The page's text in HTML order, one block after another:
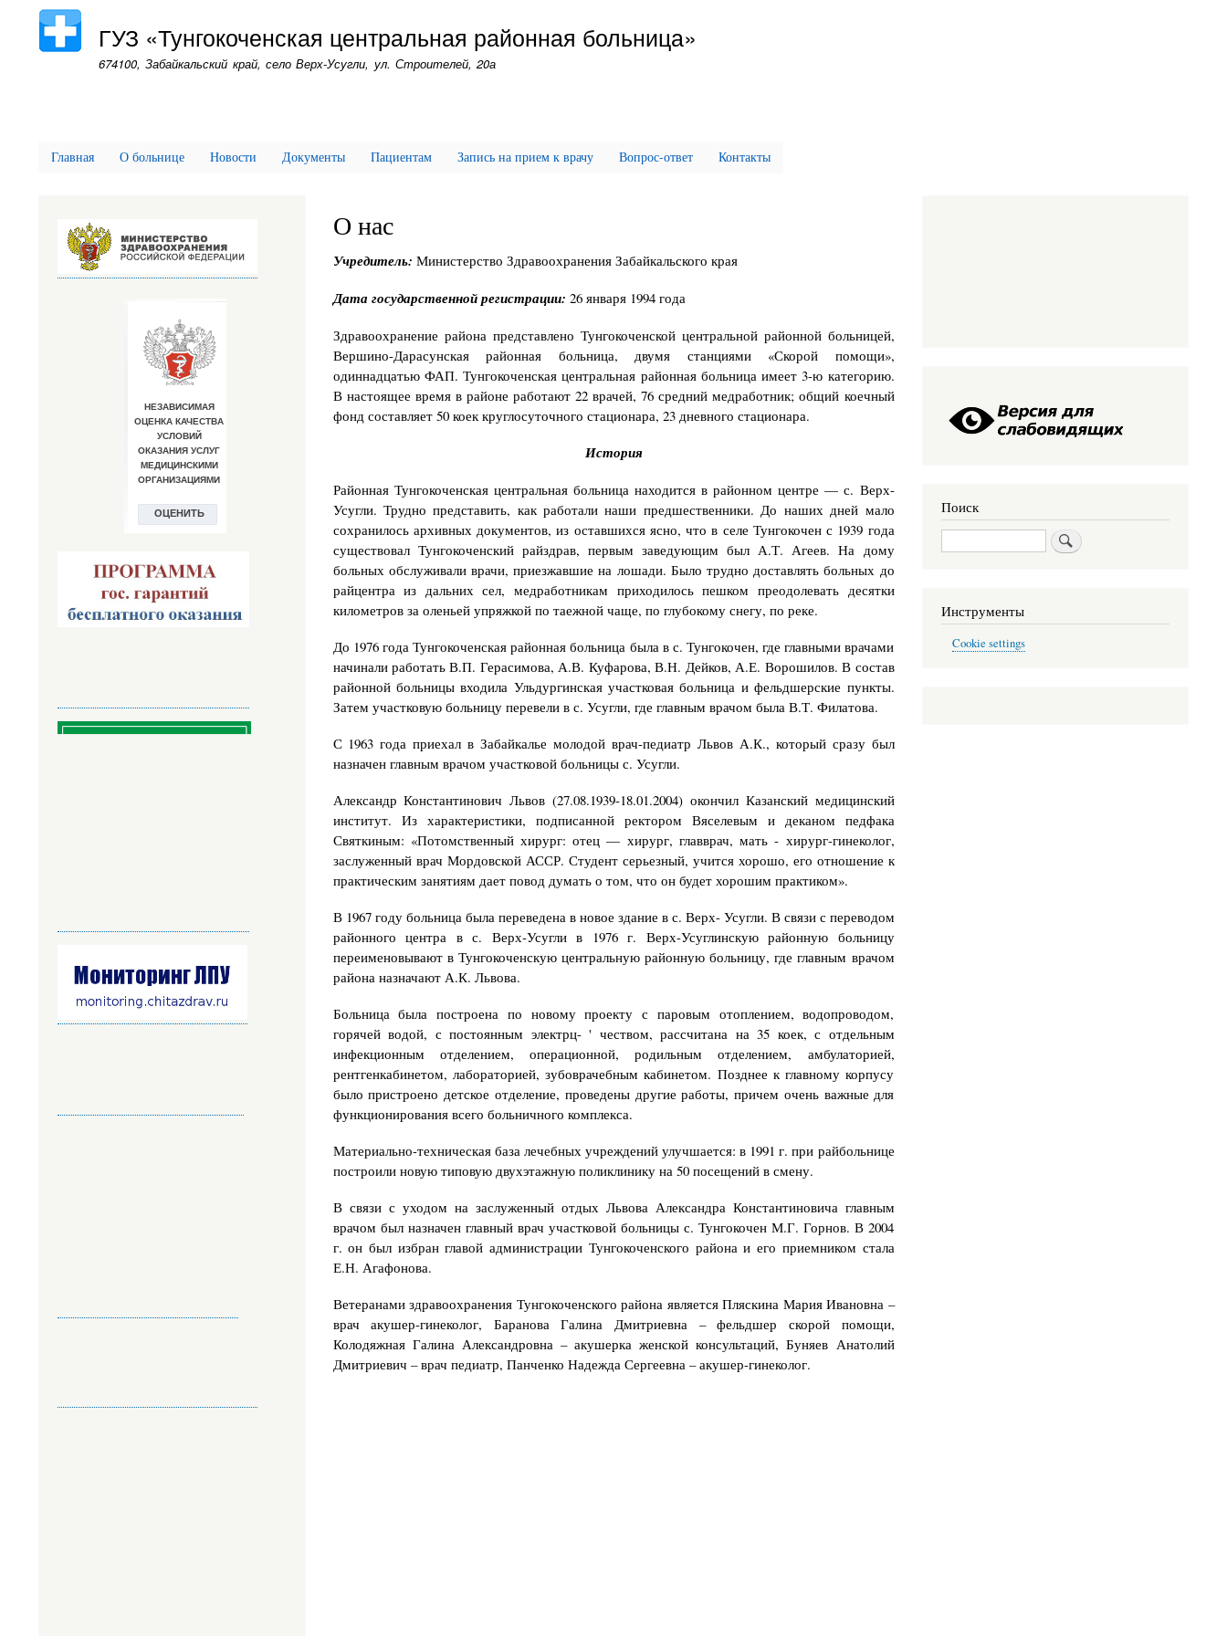
к
основному
ГУЗ «Тунгокоченская центральная районная больница»
674100, Забайкальский край, село Верх-Усугли, ул. Строителей, 20а
Главная О больнице Новости Документы Пациентам Запись на прием к врачу Вопрос-ответ Контакты
О нас
Учредитель: Министерство Здравоохранения Забайкальского края
Дата государственной регистрации: 26 января 1994 года
Здравоохранение района представлено Тунгокоченской центральной районной больницей,
Вершино-Дарасунская районная больница, двумя станциями «Скорой помощи»,
одиннадцатью ФАП. Тунгокоченская центральная районная больница имеет 3-ю категорию.
В настоящее время в районе работают 22 врачей, 76 средний медработник; общий коечный
фонд состав­ляет 50 коек круглосуточного стационара, 23 дневного стационара.
История
Районная Тунгокоченская центральная больница находится в районном центре — с. Верх-
Усугли. Трудно представить, как рабо­тали наши предшественники. До наших дней мало
сохранилось архивных документов, из оставшихся ясно, что в селе Тунгокочен с 1939 года
существовал Тунгокоченский райздрав, первым заве­дующим был А.Т. Агеев. На дому
больных обслуживали врачи, приезжавшие на лошади. Было трудно доставлять больных до
райцентра из дальних сел, медработникам приходилось пешком преодолевать десятки
километров за оленьей упряжкой по та­ежной чаще, по глубокому снегу, по реке.
До 1976 года Тунгокоченская районная больница была в с. Тун­гокочен, где главными врачами
начинали работать В.П. Гера­симова, А.В. Куфарова, В.Н. Дейков, А.Е. Ворошилов. В состав
районной больницы входила Ульдургинская участковая больница и фельдшерские пункты.
Затем участковую больницу перевели в с. Усугли, где главным врачом была В.Т. Филатова.
С 1963 года приехал в Забайкалье молодой врач-педиатр Львов А.К., который сразу был
назначен главным врачом участковой больницы с. Усугли.
Александр Константинович Львов (27.08.1939-18.01.2004) окон­чил Казанский медицинский
институт. Из характеристики, под­писанной ректором Вяселевым и деканом педфака
Святкиным: «Потомственный хирург: отец — хирург, главврач, мать - хирург-гинеколог,
заслуженный врач Мордовской АССР. Студент серьез­ный, учится хорошо, его отношение к
практическим занятиям дает повод думать о том, что он будет хорошим практиком».
В 1967 году больница была переведена в новое здание в с. Верх- Усугли. В связи с переводом
районного центра в с. Верх-Усугли в 1976 г. Верх-Усуглинскую районную больницу
переименовывают в Тунгокоченскую центральную районную больницу, где главным врачом
района назначают А.К. Львова.
Больница была построена по новому проекту с паровым ото­плением, водопроводом,
горячей водой, с постоянным электрц- ' чеством, рассчитана на 35 коек, с отдельным
инфекционным от­делением, операционной, родильным отделением, амбулаторией,
рентгенкабинетом, лабораторией, зубоврачебным кабинетом. Позднее к главному корпусу
было пристроено детское отделение, проведены другие работы, причем очень важные для
функцио­нирования всего больничного комплекса.
Материально-техническая база лечебных учреждений улуч­шается: в 1991 г. при райбольнице
построили новую типовую двухэтажную поликлинику на 50 посещений в смену.
В связи с уходом на заслуженный отдых Львова Александра Константиновича главным
врачом был назначен главный врач участковой больницы с. Тунгокочен М.Г. Горнов. В 2004
г. он был избран главой администрации Тунгокоченского района и его приемником стала
Е.Н. Агафонова.
Ветеранами здравоохранения Тунгокоченского района является Пляскина Мария Ивановна –
врач акушер-гинеколог, Баранова Галина Дмитриевна – фельдшер скорой помощи,
Колодяжная Галина Александровна – акушерка женской консультаций, Буняев Анатолий
Дмитриевич – врач педиатр, Панченко Надежда Сергеевна – акушер-гинеколог.
Поиск
Поиск
Инструменты
Cookie settings